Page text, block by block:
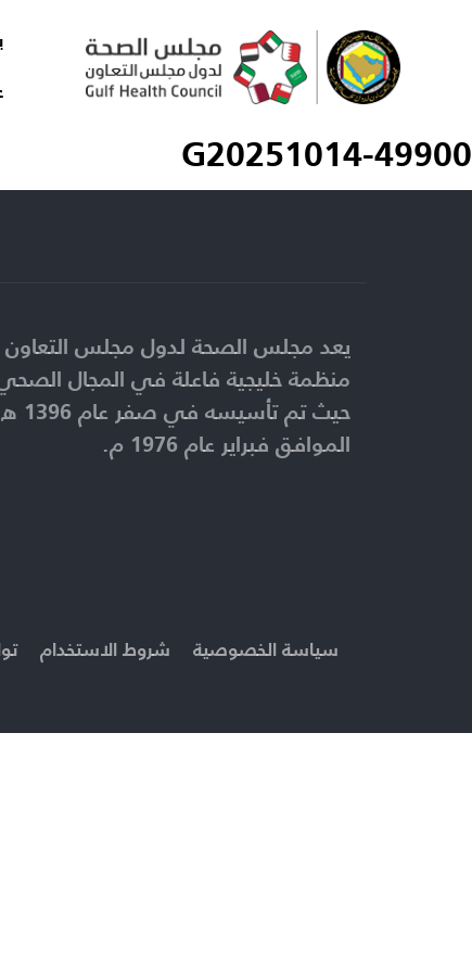
G20251014-49900
يعد مجلس الصحة لدول مجلس التعاون
منظمة خليجية فاعلة في المجال
حيث تم تأسيسه في صفر عام 1396 ه
الموافق فبراير عام 1976 م.
شروط الاستخدام سياسة الخصوصية